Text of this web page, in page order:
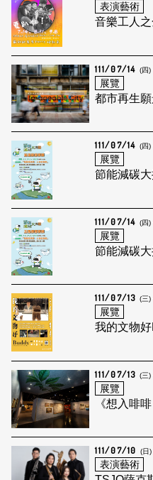
表演藝術
音樂工人之
111/07/14 (四)
展覽
都市再生
111/07/14 (四)
展覽
節能減碳
111/07/14 (四)
展覽
節能減碳
111/07/13 (三)
展覽
我的文物
111/07/13 (三)
展覽
《想入啡
111/07/10 (日)
表演藝術